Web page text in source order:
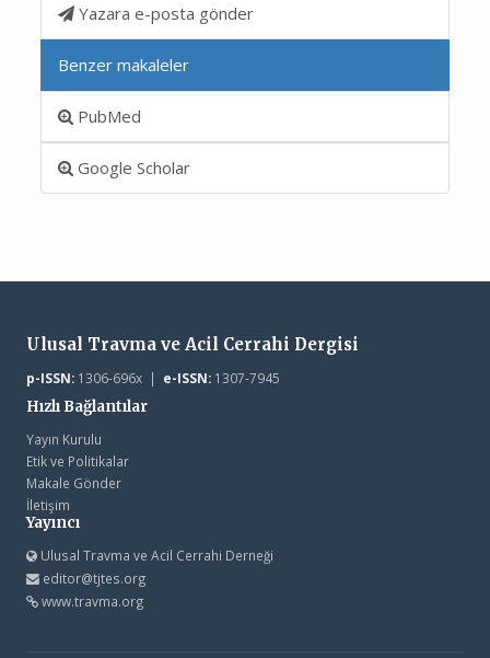
Yazara e-posta gönder
Benzer makaleler
PubMed
Google Scholar
Ulusal Travma ve Acil Cerrahi Dergisi
p-ISSN:1306-696x | e-ISSN:1307-7945
Hızlı Bağlantılar
Yayın Kurulu
Etik ve Politikalar
Makale Gönder
İletişim
Yayıncı
Ulusal Travma ve Acil Cerrahi Derneği
editor@tjtes.org
www.travma.org